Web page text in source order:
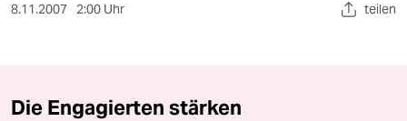
berlin
wahrheit
8.11.2007 2:00 Uhr teilen
Die Engagierten stärken